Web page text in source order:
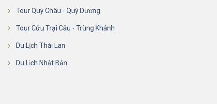
Tour Quý Châu - Quý Dương
Tour Cửu Trại Câu - Trùng Khánh
Du Lịch Thái Lan
Du Lịch Nhật Bản